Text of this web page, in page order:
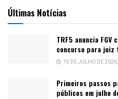
Últimas Notícias
TRF5 anuncia FGV
concurso para
15 DE JULHO DE
Primeiros passos
públicos em julho